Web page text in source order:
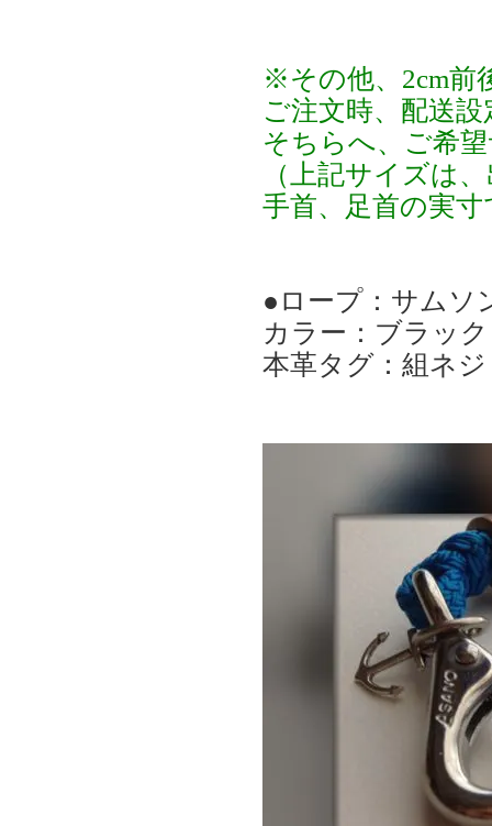
※その他、2cm前
ご注文時、配送
そちらへ、ご希
（上記サイズは
手首、足首の実
●ロープ：サム
カラー：ブラッ
本革タグ：組ネ